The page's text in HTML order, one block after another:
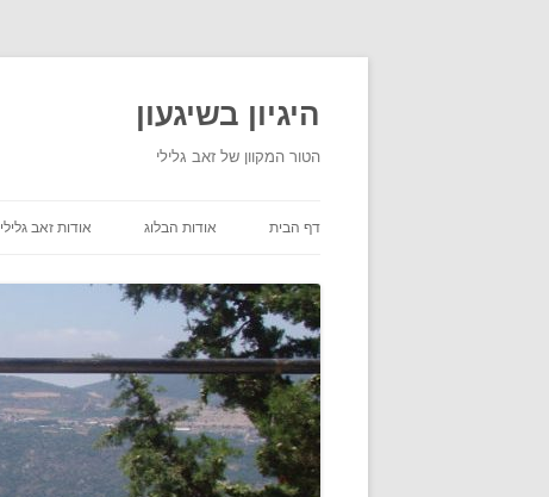
היגיון בשיגעון
הטור המקוון של זאב גלילי
דף הבית אודות הבלוג אודות זאב גלילי